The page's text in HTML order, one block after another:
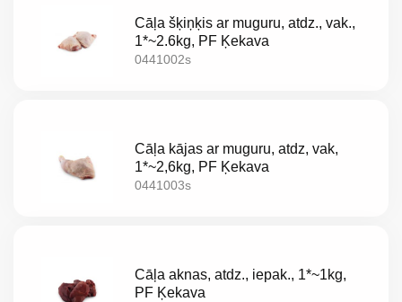
Cāļa šķiņķis ar muguru, atdz., vak.,
1*~2.6kg, PF Ķekava
0441002s
Cāļa kājas ar muguru, atdz, vak,
1*~2,6kg, PF Ķekava
0441003s
Cāļa aknas, atdz., iepak., 1*~1kg,
PF Ķekava